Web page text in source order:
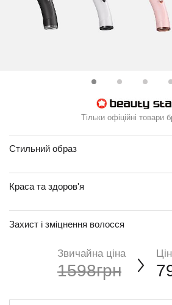
Тільки офіційні товари
Стильний образ
Краса та здоров'я
Захист і зміцнення волосся
Звичайна ціна
1598грн